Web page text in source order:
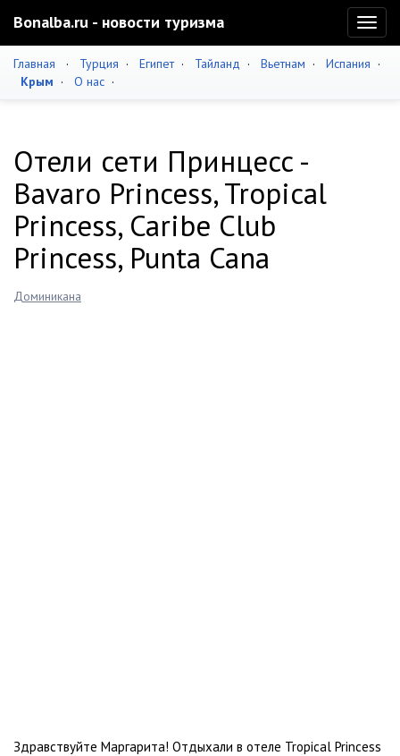
Bonalba.ru - новости туризма
Главная · Турция · Египет· Тайланд · Вьетнам · Испания ·
Крым · О нас ·
Отели сети Принцесс -
Bavaro Princess, Tropical
Princess, Caribe Club
Princess, Punta Cana
Доминикана
Здравствуйте Маргарита! Отдыхали в отеле Tropical Princess